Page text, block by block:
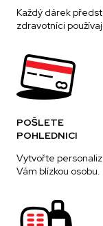
Každý dárek
zdravotníci
POŠLETE
POHLEDNICI
Vytvořte
Vám blízkou osobu.